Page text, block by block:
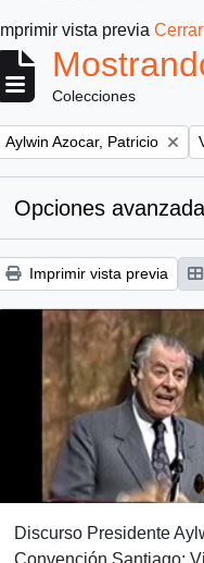
Imprimir vista previa Cerrar
Colecciones
Remove filter:
Aylwin Azocar, Patricio
Opciones
Imprimir vista previa
Discurso Presidente
Convención Santiago: